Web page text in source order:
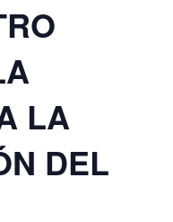
LA
DEL